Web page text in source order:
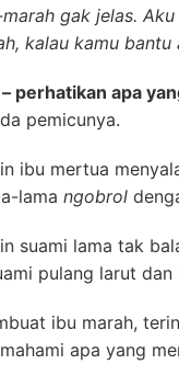
gak jelas.
kalau kamu
perhatikan apa
pemicunya.
ibu mertua
lama ngobrol
suami lama tak
pulang larut
ibu marah,
apa yang